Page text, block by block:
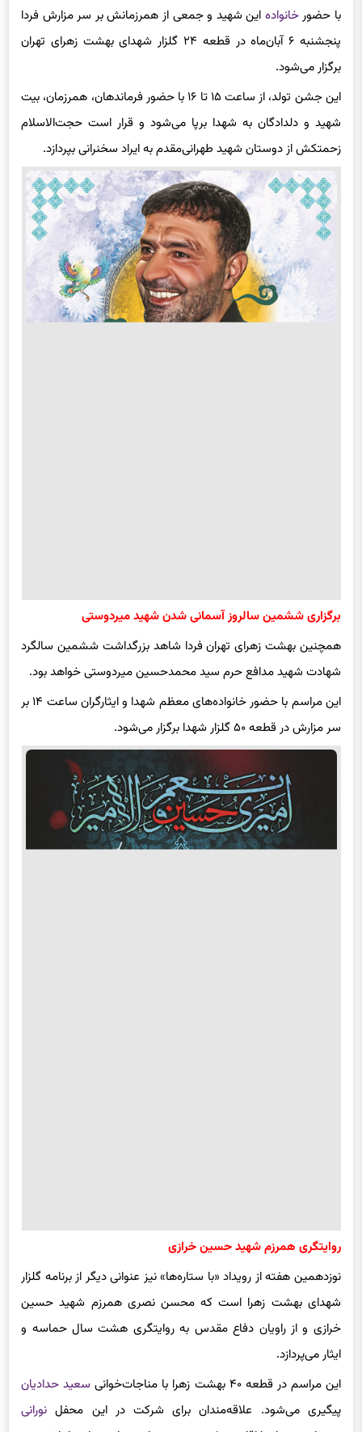
با حضورخانواده این شهید و جمعی از همرزمانش بر سر مزارش فردا
پنجشنبه ۶ آبان‌ماه در قطعه ۲۴ گلزار شهدای بهشت زهرای تهران
برگزار می‌شود.
این جشن تولد، از ساعت ۱۵ تا ۱۶ با حضور فرماندهان، همرزمان، بیت
شهید و دلدادگان به شهدا برپا می‌شود و قرار است حجت‌الاسلام
زحمتکش از دوستان شهید طهرانی‌مقدم به ایراد سخنرانی بپردازد.
برگزاری ششمین سالروز آسمانی شدن شهید میردوستی
همچنین بهشت زهرای تهران فردا شاهد بزرگداشت ششمین سالگرد
شهادت شهید مدافع حرم سید محمدحسین میردوستی خواهد بود.
این مراسم با حضور خانواده‌های معظم شهدا و ایثارگران ساعت ۱۴ بر
سر مزارش در قطعه ۵۰ گلزار شهدا برگزار می‌‌شود.
روایتگری همرزم شهید حسین خرازی
نوزدهمین هفته از رویداد «با ستاره‌ها» نیز عنوانی دیگر از برنامه‌ گلزار
شهدای بهشت زهرا است که محسن نصری همرزم شهید حسین
خرازی و از راویان دفاع مقدس به روایتگری هشت سال حماسه و
ایثار می‌پردازد.
این مراسم در قطعه ۴۰ بهشت زهرا با مناجات‌خوانی
سعید حدادیان
پیگیری می‌شود. علاقه‌مندان برای شرکت در این محفل نورانی